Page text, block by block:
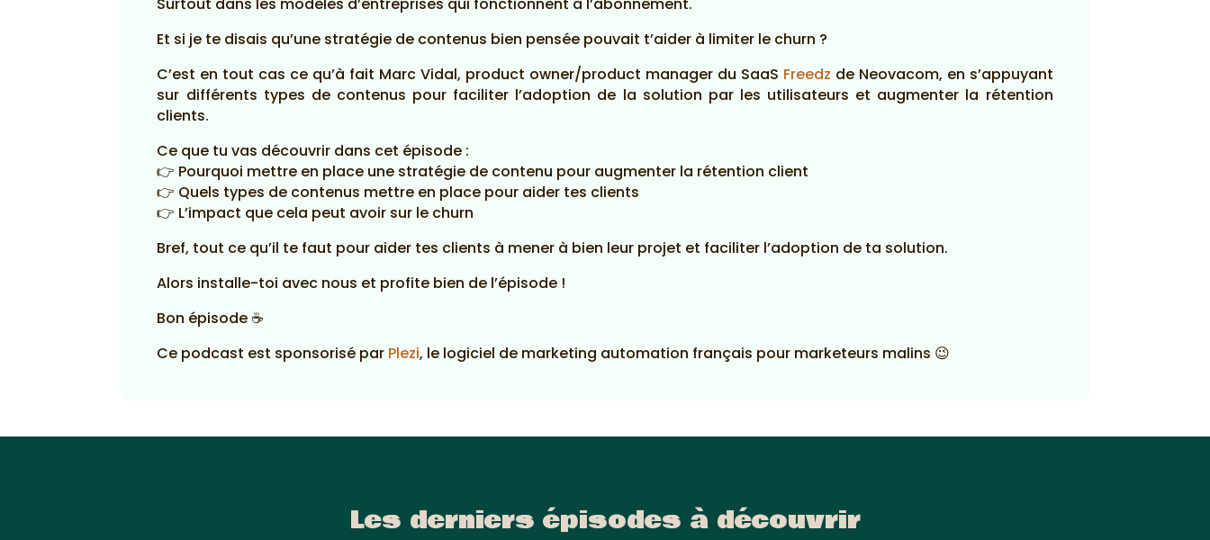
Et si je te disais qu’une stratégie de contenus bien pensée pouvait t’aider à limiter le churn ?
C’est en tout cas ce qu’à fait Marc Vidal, product owner/product manager du SaaS Freedz de Neovacom, en s’appuyant
sur différents types de contenus pour faciliter l’adoption de la solution par les utilisateurs et augmenter la rétention
clients.
Ce que tu vas découvrir dans cet épisode :
👉 Pourquoi mettre en place une stratégie de contenu pour augmenter la rétention client
👉 Quels types de contenus mettre en place pour aider tes clients
👉 L’impact que cela peut avoir sur le churn
Bref, tout ce qu’il te faut pour aider tes clients à mener à bien leur projet et faciliter l’adoption de ta solution.
Alors installe-toi avec nous et profite bien de l’épisode !
Bon épisode ☕
Ce podcast est sponsorisé par Plezi, le logiciel de marketing automation français pour marketeurs malins 😉
Les derniers épisodes à découvrir